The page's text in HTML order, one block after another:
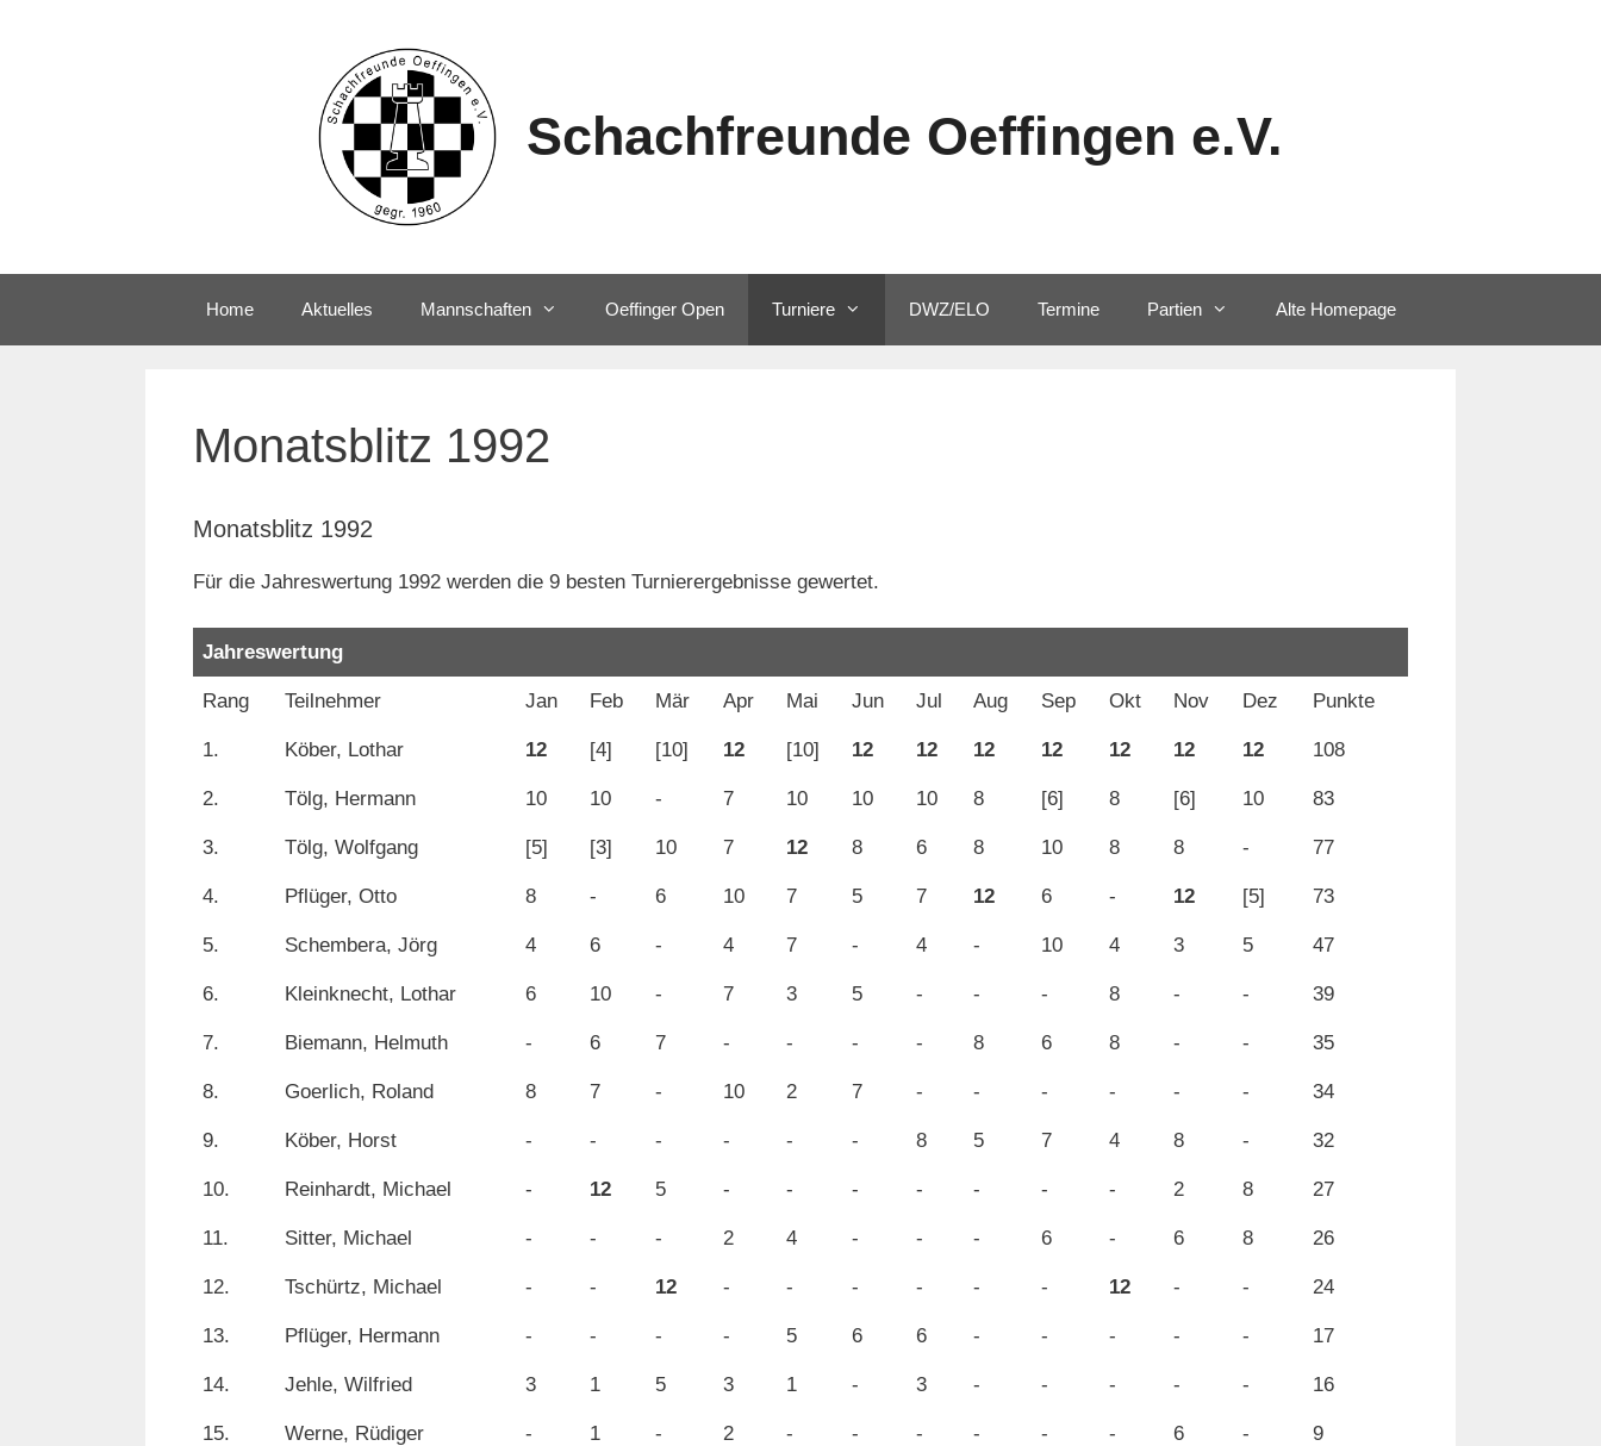
Schachfreunde Oeffingen e.V.
Home Aktuelles Mannschaften Oeffinger Open Turniere DWZ/ELO Termine Partien Alte Homepage
Monatsblitz 1992
Monatsblitz 1992
Für die Jahreswertung 1992 werden die 9 besten Turnierergebnisse gewertet.
Jahreswertung
Rang Teilnehmer Jan Feb Mär Apr Mai Jun Jul Aug Sep Okt Nov Dez Punkte
1. Köber, Lothar 12 [4] [10] 12 [10] 12 12 12 12 12 12 12 108
2. Tölg, Hermann 10 10 - 7 10 10 10 8 [6] 8 [6] 10 83
3. Tölg, Wolfgang [5] [3] 10 7 12 8 6 8 10 8 8 - 77
4. Pflüger, Otto 8 - 6 10 7 5 7 12 6 - 12 [5] 73
5. Schembera, Jörg 4 6 - 4 7 - 4 - 10 4 3 5 47
6. Kleinknecht, Lothar 6 10 - 7 3 5 - - - 8 - - 39
7. Biemann, Helmuth - 6 7 - - - - 8 6 8 - - 35
8. Goerlich, Roland 8 7 - 10 2 7 - - - - - - 34
9. Köber, Horst - - - - - - 8 5 7 4 8 - 32
10. Reinhardt, Michael - 12 5 - - - - - - - 2 8 27
11. Sitter, Michael - - - 2 4 - - - 6 - 6 8 26
12. Tschürtz, Michael - - 12 - - - - - - 12 - - 24
13. Pflüger, Hermann - - - - 5 6 6 - - - - - 17
14. Jehle, Wilfried 3 1 5 3 1 - 3 - - - - - 16
15. Werne, Rüdiger - 1 - 2 - - - - - - 6 - 9